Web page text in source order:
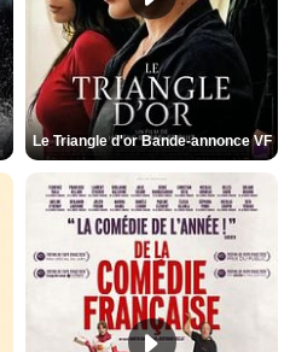
Le Triangle d'or Bande-annonce VF